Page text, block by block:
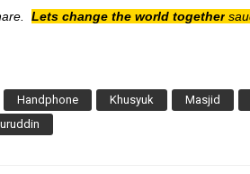
Lets change the world together
Handphone Khusyuk Masjid